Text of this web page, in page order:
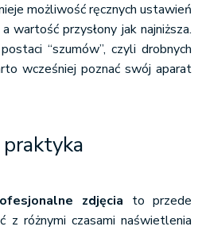
możliwość ręcznych ustawień
wartość przysłony jak najniższa.
“szumów”, czyli drobnych
wcześniej poznać swój aparat
zdjęcia to przede
różnymi czasami naświetlenia